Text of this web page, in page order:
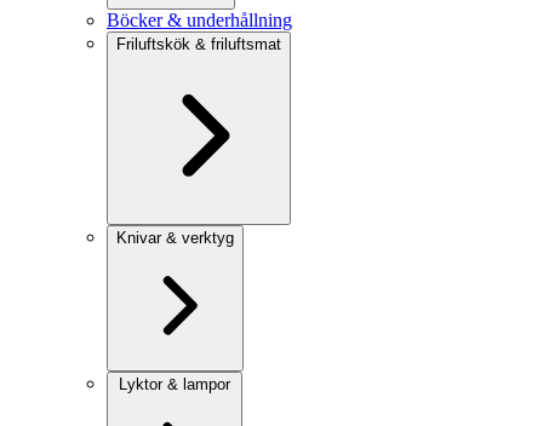
Böcker & underhållning
Friluftskök & friluftsmat
Knivar & verktyg
Lyktor & lampor